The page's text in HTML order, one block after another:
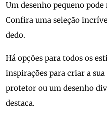
Um desenho pequeno
Confira uma seleção
dedo.
Há opções para todos os
inspirações para criar a
protetor ou um desenho
destaca.